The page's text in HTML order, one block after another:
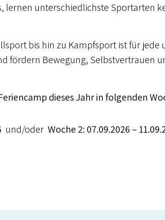
lernen unterschiedlichste Sportarten
bis hin zu Kampfsport ist für jede
fördern Bewegung, Selbstvertrauen
dieses Jahr in folgenden
und/oder Woche 2: 07.09.2026 –